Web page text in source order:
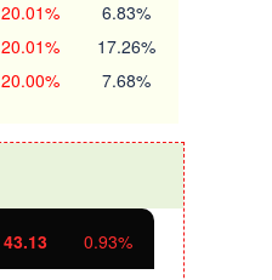
20.01% 6.83%
20.01% 17.26%
20.00% 7.68%
43.13 0.93%